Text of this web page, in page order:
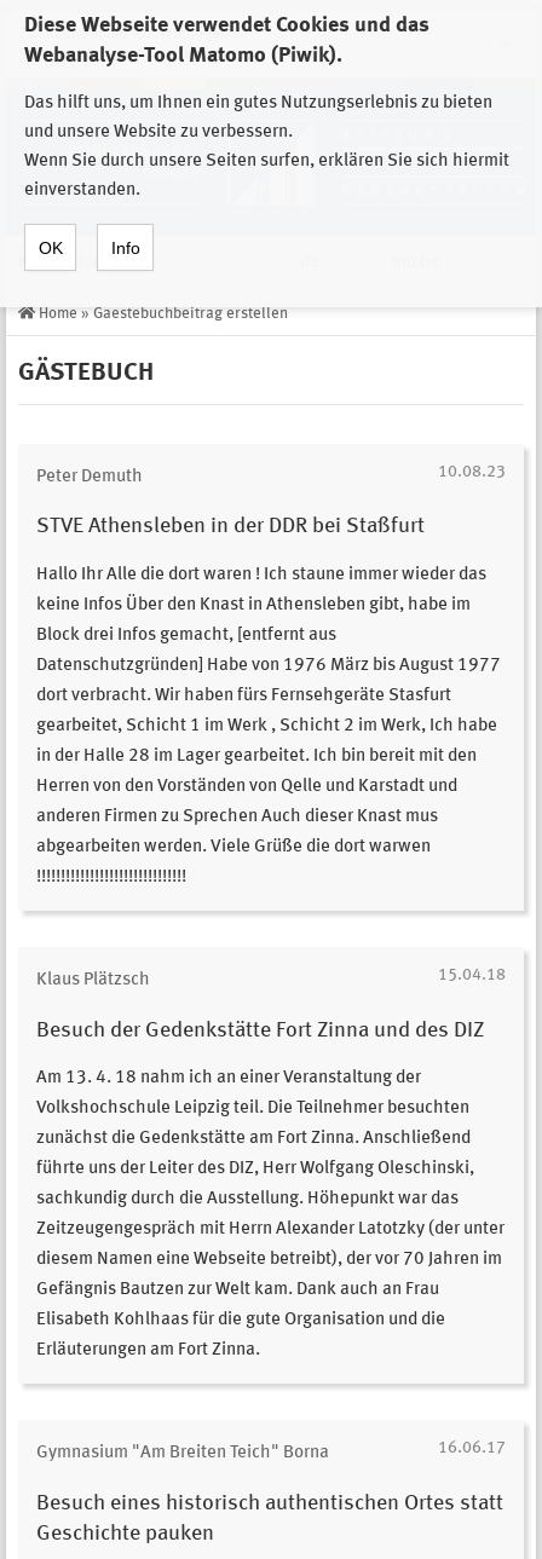
Diese Webseite verwendet Cookies und das
Webanalyse-Tool Matomo (Piwik).
Das hilft uns, um Ihnen ein gutes Nutzungserlebnis zu bieten
und unsere Website zu verbessern.
Wenn Sie durch unsere Seiten surfen, erklären Sie sich hiermit
einverstanden.
OK Info
Zur Auswahl der Einrichtungen der
Stiftung Sächsische Gedenkstätten
Home » Gaestebuchbeitrag erstellen
GÄSTEBUCH
10.08.23
Peter Demuth
STVE Athensleben in der DDR bei Staßfurt
Hallo Ihr Alle die dort waren ! Ich staune immer wieder das
keine Infos Über den Knast in Athensleben gibt, habe im
Block drei Infos gemacht, [entfernt aus
Datenschutzgründen] Habe von 1976 März bis August 1977
dort verbracht. Wir haben fürs Fernsehgeräte Stasfurt
gearbeitet, Schicht 1 im Werk , Schicht 2 im Werk, Ich habe
in der Halle 28 im Lager gearbeitet. Ich bin bereit mit den
Herren von den Vorständen von Qelle und Karstadt und
anderen Firmen zu Sprechen Auch dieser Knast mus
abgearbeiten werden. Viele Grüße die dort warwen
!!!!!!!!!!!!!!!!!!!!!!!!!!!!!!!
15.04.18
Klaus Plätzsch
Besuch der Gedenkstätte Fort Zinna und des DIZ
Am 13. 4. 18 nahm ich an einer Veranstaltung der
Volkshochschule Leipzig teil. Die Teilnehmer besuchten
zunächst die Gedenkstätte am Fort Zinna. Anschließend
führte uns der Leiter des DIZ, Herr Wolfgang Oleschinski,
sachkundig durch die Ausstellung. Höhepunkt war das
Zeitzeugengespräch mit Herrn Alexander Latotzky (der unter
diesem Namen eine Webseite betreibt), der vor 70 Jahren im
Gefängnis Bautzen zur Welt kam. Dank auch an Frau
Elisabeth Kohlhaas für die gute Organisation und die
Erläuterungen am Fort Zinna.
16.06.17
Gymnasium "Am Breiten Teich" Borna
Besuch eines historisch authentischen Ortes statt
Geschichte pauken